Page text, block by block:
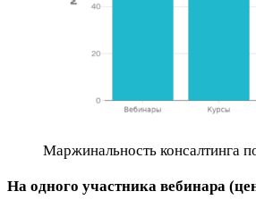
Маржинальность консалтинга
На одного участника вебинара